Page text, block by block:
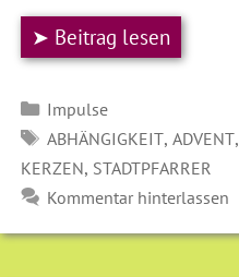
➤ Beitrag lesen
Kategorien
Impulse
SCHLAGWÖRTER
ABHÄNGIGKEIT, ADVENT,
KERZEN, STADTPFARRER
Kommentar hinterlassen